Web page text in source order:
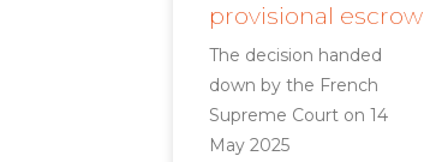
provisional escrow
The decision handed
down by the French
Supreme Court on 14
May 2025